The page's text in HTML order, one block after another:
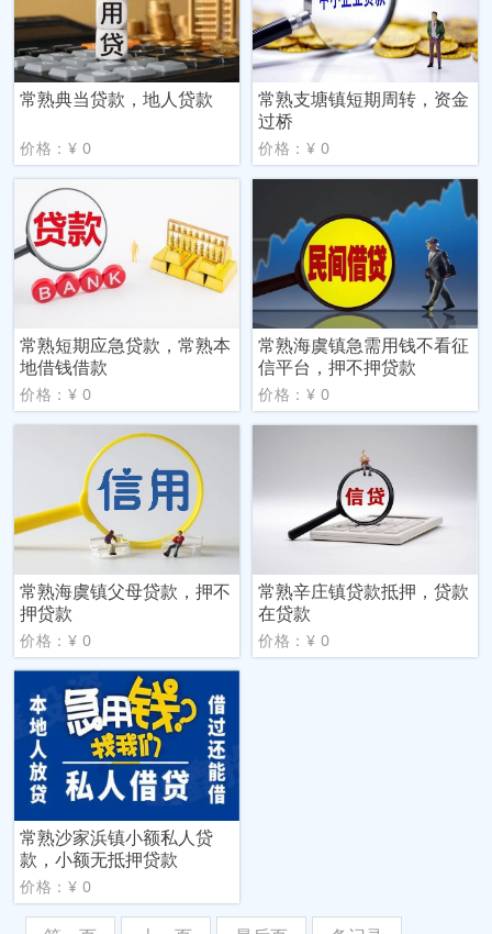
常熟典当贷款，地人贷款
价格：¥ 0
常熟支塘镇短期周转，资金
过桥
价格：¥ 0
常熟短期应急贷款，常熟本
地借钱借款
价格：¥ 0
常熟海虞镇急需用钱不看征
信平台，押不押贷款
价格：¥ 0
常熟海虞镇父母贷款，押不
押贷款
价格：¥ 0
常熟辛庄镇贷款抵押，贷款
在贷款
价格：¥ 0
常熟沙家浜镇小额私人贷
款，小额无抵押贷款
价格：¥ 0